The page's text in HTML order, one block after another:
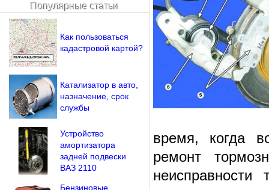
время, когда
ремонт
Напомнить пароль?
Популярные статьи
Как пользоваться
кадастровой картой?
Катализатор в авто,
назначение, срок
службы
Устройство
амортизатора
задней подвески
ВАЗ 2110
Бензиновые